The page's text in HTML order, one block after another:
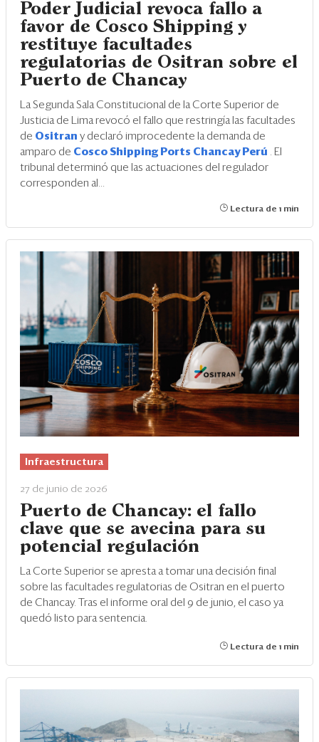
Poder Judicial revoca fallo a
favor de Cosco Shipping y
restituye facultades
regulatorias de Ositran sobre el
Puerto de Chancay
La Segunda Sala Constitucional de la Corte Superior de
Justicia de Lima revocó el fallo que restringía las facultades
de Ositran y declaró improcedente la demanda de
amparo de Cosco Shipping Ports Chancay Perú
. El
tribunal determinó que las actuaciones del regulador
corresponden al...
Lectura de 1 min
Infraestructura
27 de junio de 2026
Puerto de Chancay: el fallo
clave que se avecina para su
potencial regulación
La Corte Superior se apresta a tomar una decisión final
sobre las facultades regulatorias de Ositran en el puerto
de Chancay. Tras el informe oral del 9 de junio, el caso ya
quedó listo para sentencia.
Lectura de 1 min